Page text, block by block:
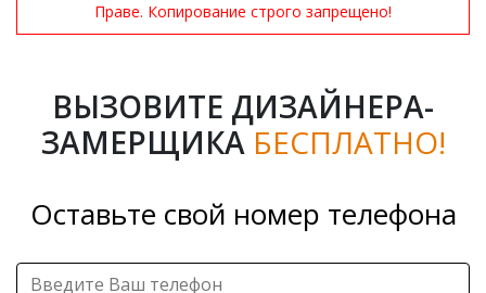
Праве. Копирование строго запрещено!
ВЫЗОВИТЕ ДИЗАЙНЕРА-
ЗАМЕРЩИКА БЕСПЛАТНО!
Оставьте свой номер телефона